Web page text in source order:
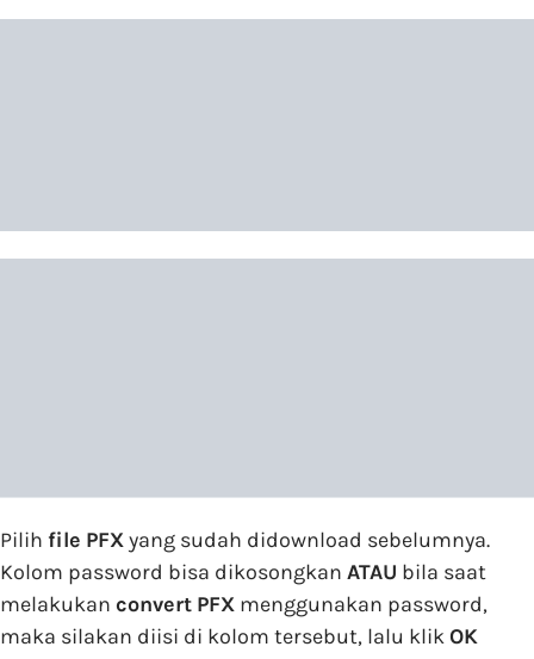
Pilih file PFXyang sudah didownload sebelumnya.
Kolom password bisa dikosongkan ATAU bila saat
melakukan convert PFX menggunakan password,
maka silakan diisi di kolom tersebut, lalu klikOK